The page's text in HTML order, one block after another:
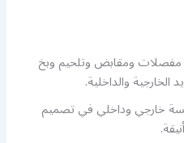
مفصلات ومقابض وتلحيم وبخ
والداخلية.
خارجي وداخلي في تصميم